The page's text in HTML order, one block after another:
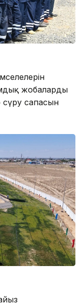
жобаларды
сүру сапасын